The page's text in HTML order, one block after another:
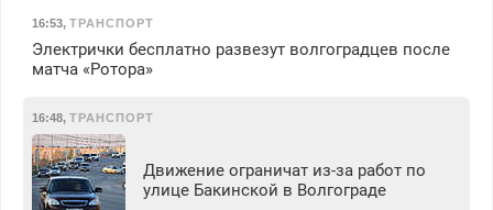
16:53, ТРАНСПОРТ
Электрички бесплатно развезут волгоградцев после
матча «Ротора»
16:48, ТРАНСПОРТ
Движение ограничат из-за работ по
улице Бакинской в Волгограде